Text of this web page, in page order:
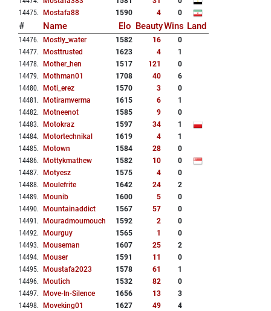
14475. Mostafa88 1590 4 0
# Name Elo BeautyWins Land
14476. Mostly_water 1582 16
0
14477. Mosttrusted 1623 4
1
14478. Mother_hen 1517 121
0
14479. Mothman01 1708 40
6
14480. Moti_erez 1570 3
0
14481 . Motiramverma 1615 6
1
14482. Motneenot 1585 9
0
14483. Motokraz 1597 34
1
14484. Motortechnikal 1619 4
1
14485. Motown 1584 28
0
14486. Mottykmathew 1582 10
0
14487. Motyesz 1575 4
0
14488. Moulefrite 1642 24
2
14489. Mounib 1600 5
0
14490. Mountainaddict 1567 57
0
14491 . Mouradmoumouch 1592 2
0
14492. Mourguy 1565 1
0
14493. Mouseman 1607 25
2
14494. Mouser 1591 11
0
14495. Moustafa2023 1578 61
1
14496. Moutich 1532 82
0
14497. Move-In-Silence 1656 13
3
14498. Moveking01 1627 49
4